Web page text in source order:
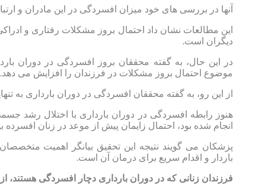
آنها در بررسی های خود میزان افسردگی در این مادران و
این مطالعات نشان داد احتمال بروز مشکلات رفتاری و
دیگران است.
در این حال، به گفته محققان بروز افسردگی در دوران
موضوع احتمال بروز مشکلات در فرزندان را افزایش می دهد.
از این رو، به گفته محققان افسردگی در دوران بارداری به تنهایی می
هنوز رابطه افسردگی در دوران بارداری با اختلال
انجام شده بود، احتمال زایمان پیش از موعد در زنان
پزشکان می گویند نتیجه این تحقیق بیانگر اهمیت
باردار و اقدام سریع برای درمان آن است.
فرزندان زنانی که در دوران بارداری دچار افسردگی